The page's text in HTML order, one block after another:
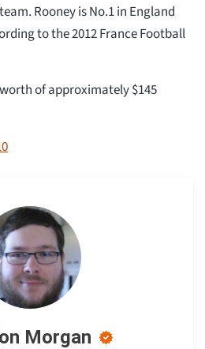
Rooney is No.1 in England
to the 2012 France Football
of approximately $145
Morgan